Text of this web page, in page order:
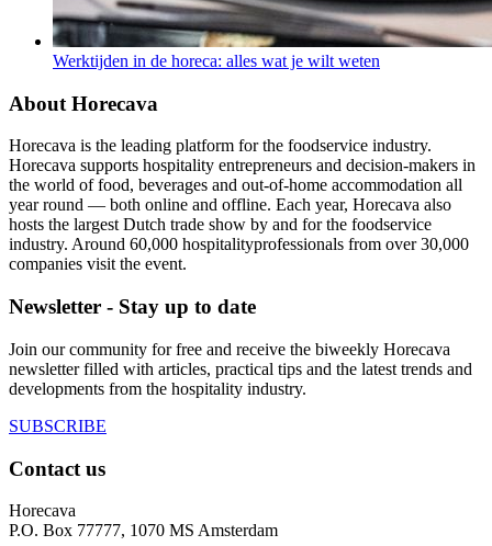
Werktijden in de horeca: alles wat je wilt weten
About Horecava
Horecava is the leading platform for the foodservice industry.
Horecava supports hospitality entrepreneurs and decision-makers in
the world of food, beverages and out-of-home accommodation all
year round — both online and offline. Each year, Horecava also
hosts the largest Dutch trade show by and for the foodservice
industry. Around 60,000 hospitalityprofessionals from over 30,000
companies visit the event.
Newsletter - Stay up to date
Join our community for free and receive the biweekly Horecava
newsletter filled with articles, practical tips and the latest trends and
developments from the hospitality industry.
SUBSCRIBE
Contact us
Horecava
P.O. Box 77777, 1070 MS Amsterdam